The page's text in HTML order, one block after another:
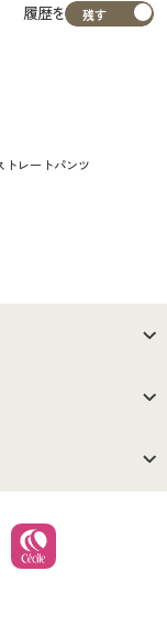
履歴を
トレートパンツ